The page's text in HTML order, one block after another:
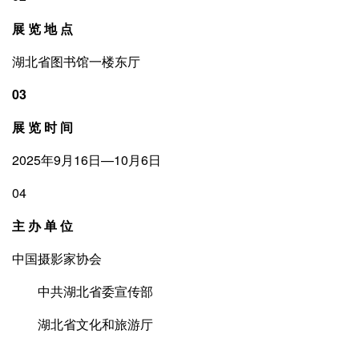
展 览 地 点
湖北省图书馆一楼东厅
03
展 览 时 间
2025年9月16日—10月6日
04
主 办 单 位
中国摄影家协会
中共湖北省委宣传部
湖北省文化和旅游厅